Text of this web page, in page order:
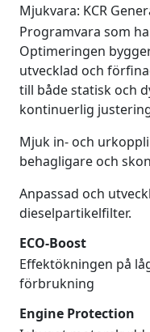
Mjukvara: KCR
Programvara som
Optimeringen
utvecklad och
till både statisk och
kontinuerlig
Mjuk in- och
behagligare och
Anpassad och
dieselpartikelfilter.
ECO-Boost
Effektökningen på
förbrukning
Engine Protection